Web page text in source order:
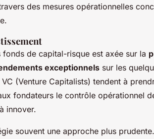
des mesures opérationnelles
de capital-risque est axée sur la
exceptionnels sur les
(Venture Capitalists) tendent à
fondateurs le contrôle opérationnel
innover.
souvent une approche plus